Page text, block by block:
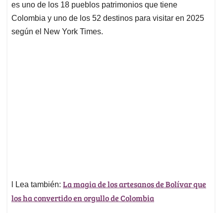
es uno de los 18 pueblos patrimonios que tiene
Colombia y uno de los 52 destinos para visitar en 2025
según el New York Times.
l Lea también: La magia de los artesanos de Bolívar que
los ha convertido en orgullo de Colombia